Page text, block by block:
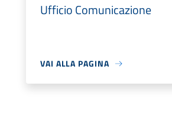
Ufficio Comunicazione
VAI ALLA PAGINA